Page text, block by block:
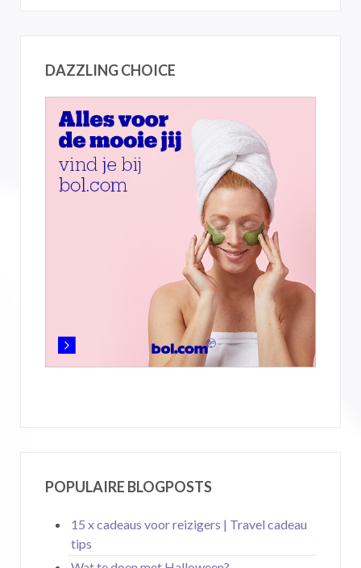
DAZZLING CHOICE
POPULAIRE BLOGPOSTS
15 x cadeaus voor reizigers | Travel cadeau
tips